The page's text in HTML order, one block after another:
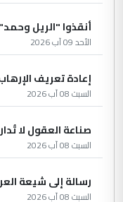
أنقذوا "الريل
الأحد 09 آب 2026
إعادة تعريف
السبت 08 آب 2026
صناعة العقول لا
السبت 08 آب 2026
رسالة إلى شيعة
السبت 08 آب 2026